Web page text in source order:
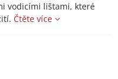
vodicími lištami, které
Čtěte více